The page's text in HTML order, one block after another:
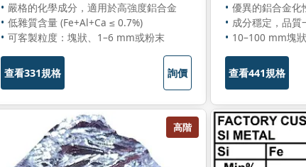
嚴格的化學成分，適用於高強度鋁合金
低雜質含量 (Fe+Al+Ca ≤ 0.7%)
可客製粒度：塊狀、1–6 mm或粉末
查看331規格 詢價
優異的鋁合金化
成分穩定，品質
10–100 mm塊
查看441規格
高階